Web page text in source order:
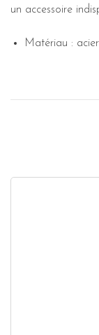
un accessoire
Matériau :